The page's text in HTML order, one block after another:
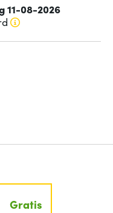
11-08-2026
Gratis